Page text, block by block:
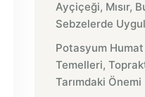
Ayçiçeği, Mısır,
Sebzelerde
Potasyum
Temelleri,
Tarımdaki Önemi